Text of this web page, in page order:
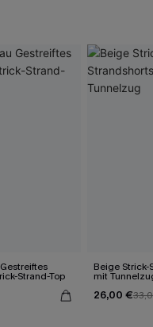
Strand-Top
Beige Strick-
mit
26,00 €